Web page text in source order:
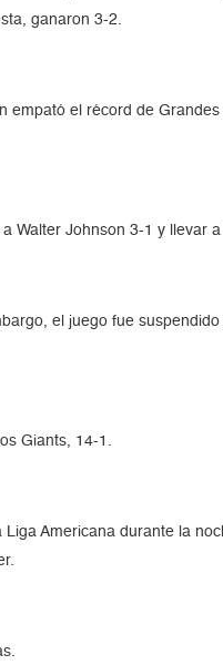
ganaron 3-2.
el récord de
Walter Johnson 3-1 y llevar
el juego fue
Giants, 14-1.
Americana durante la